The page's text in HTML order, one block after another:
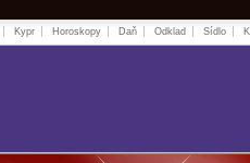
Kypr Horoskopy Daň Odklad Sídlo